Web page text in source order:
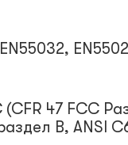
(CFR 47 FCC
B, ANSI